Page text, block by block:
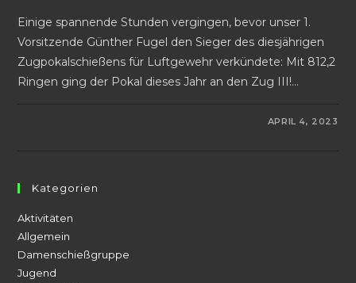
Einige spannende Stunden vergingen, bevor unser 1.
Vorsitzende Günther Fugel den Sieger des diesjährigen
Zugpokalschießens für Luftgewehr verkündete: Mit 812,2
Ringen ging der Pokal dieses Jahr an den Zug III!…
ZUGPOKALSCHIESSEN L
APRIL 4, 2023
Kategorien
Aktivitäten
Allgemein
Damenschießgruppe
Jugend